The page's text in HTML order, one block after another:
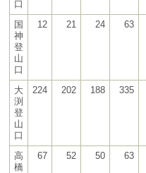
口
国
神
登
山
口
12 21 24 63
大
渕
登
山
口
224 202 188 335
高
橋
67 52 50 63